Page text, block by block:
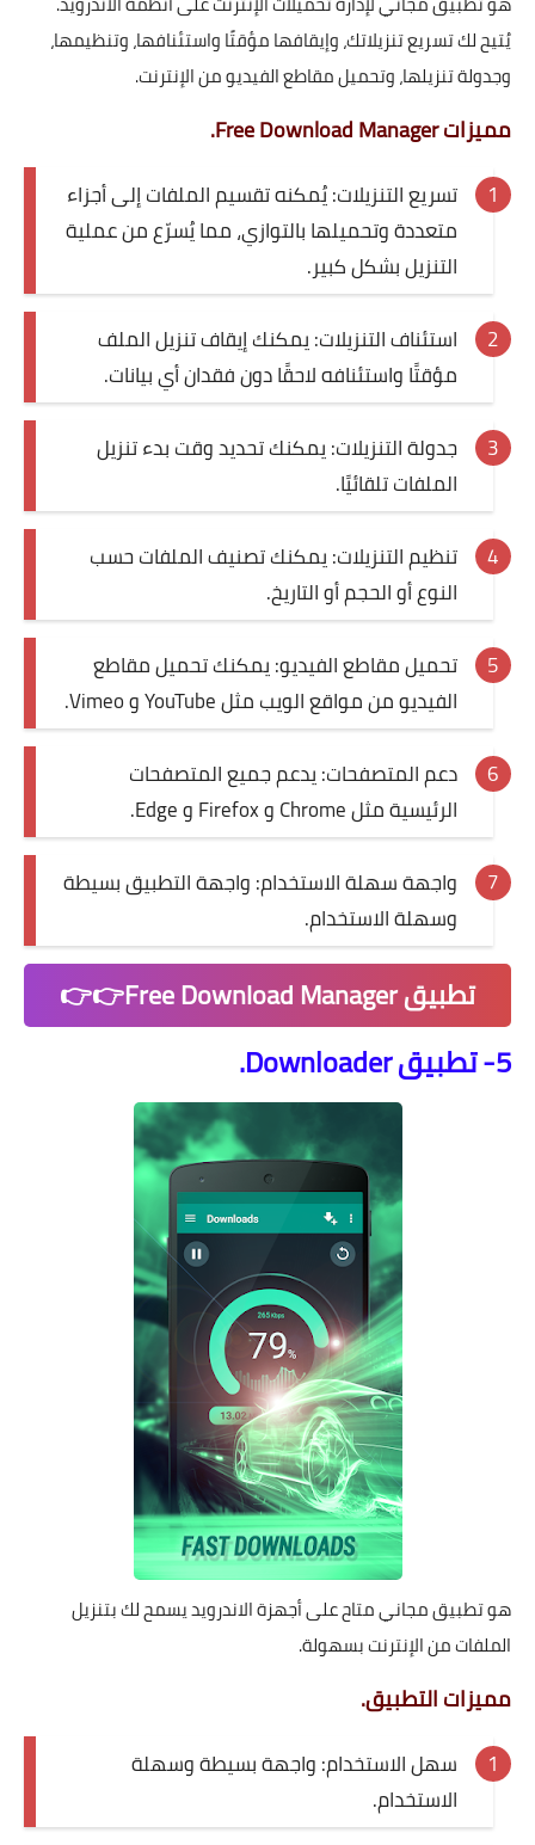
يُتيح لك تسريع تنزيلاتك، وإيقافها مؤقتًا واستئنافها، وتنظيمها،
وجدولة تنزيلها، وتحميل مقاطع الفيديو من الإنترنت.
مميزات Free Download Manager.
تسريع التنزيلات: يُمكنه تقسيم الملفات إلى أجزاء
متعددة وتحميلها بالتوازي، مما يُسرّع من عملية
التنزيل بشكل كبير.
استئناف التنزيلات: يمكنك إيقاف تنزيل الملف
مؤقتًا واستئنافه لاحقًا دون فقدان أي بيانات.
جدولة التنزيلات: يمكنك تحديد وقت بدء تنزيل
الملفات تلقائيًا.
تنظيم التنزيلات: يمكنك تصنيف الملفات حسب
النوع أو الحجم أو التاريخ.
تحميل مقاطع الفيديو: يمكنك تحميل مقاطع
الفيديو من مواقع الويب مثل YouTube و Vimeo.
دعم المتصفحات: يدعم جميع المتصفحات
الرئيسية مثل Chrome و Firefox و Edge.
واجهة سهلة الاستخدام: واجهة التطبيق بسيطة
وسهلة الاستخدام.
تطبيق Free Download Manager👉👉
5- تطبيق Downloader.
هو تطبيق مجاني متاح على أجهزة الاندرويد يسمح لك بتنزيل
الملفات من الإنترنت بسهولة.
مميزات التطبيق.
سهل الاستخدام: واجهة بسيطة وسهلة
الاستخدام.